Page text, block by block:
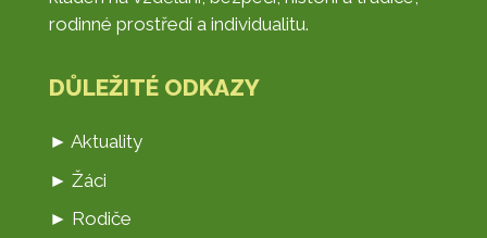
rodinné prostředí a individualitu.
DŮLEŽITÉ ODKAZY
► Aktuality
► Žáci
► Rodiče